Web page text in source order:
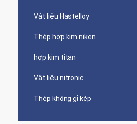
Vật liệu Hastelloy
Thép hợp kim niken
hợp kim titan
Vật liệu nitronic
Thép không gỉ kép